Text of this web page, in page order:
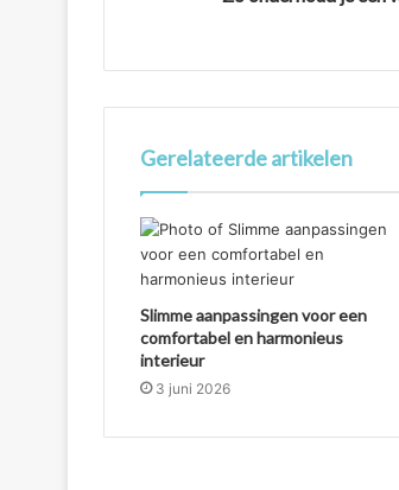
Gerelateerde artikelen
Slimme aanpassingen voor een
comfortabel en harmonieus
interieur
3 juni 2026